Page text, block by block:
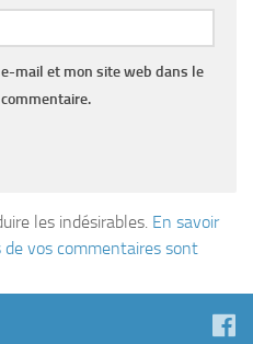
mail et mon site web dans le
les indésirables. En savoir
vos commentaires sont